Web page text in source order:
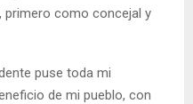
primero como concejal y
puse toda mi
de mi pueblo, con